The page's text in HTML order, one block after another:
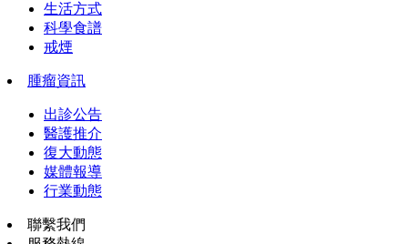
生活方式
科學食譜
戒煙
腫瘤資訊
出診公告
醫護推介
復大動態
媒體報導
行業動態
聯繫我們